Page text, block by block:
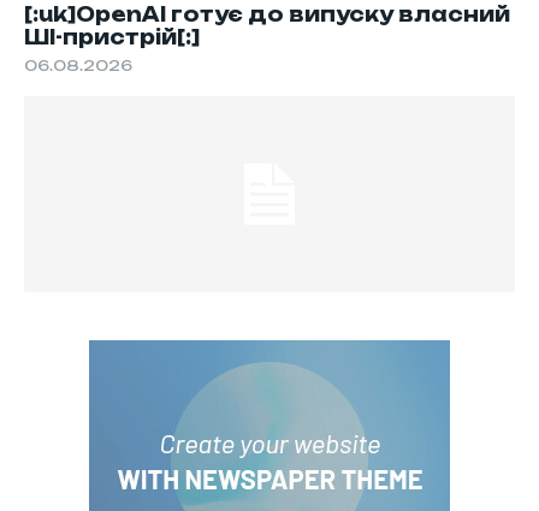
[:uk]OpenAI готує до випуску власний
ШІ-пристрій[:]
06.08.2026